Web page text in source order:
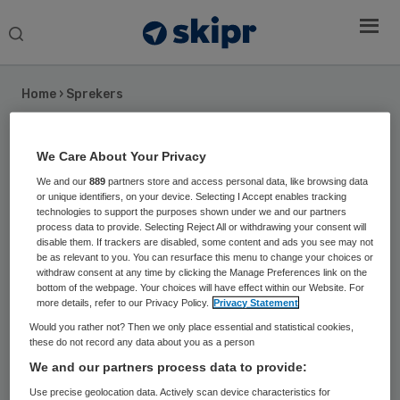
Search
Home › Sprekers
Ilse van Haren
Verpleegkundig specialist en
hogeschooldocent
Ilse van Haren is een ervaren professional in de
gezondheidszorg en heeft na het afronden van haar
Master Advanced Nursing Practice opleiding in 2003
altijd in meerdere rollen, banen en functies gewerkt.
Momenteel is zij werkzaam als Verpleegkundig
Tweesteden ziekenhuis in Utrecht en hogeschool
We Care About Your Privacy
We and our889 partners store and access personal data, like browsing data
or unique identifiers, on your device. Selecting I Accept enables tracking
technologies to support the purposes shown under we and our partners
process data to provide. Selecting Reject All or withdrawing your consent will
disable them. If trackers are disabled, some content and ads you see may not
be as relevant to you. You can resurface this menu to change your choices or
withdraw consent at any time by clicking the Manage Preferences link on the
bottom of the webpage. Your choices will have effect within our Website. For
more details, refer to our Privacy Policy.
Privacy Statement
Would you rather not? Then we only place essential and statistical cookies,
these do not record any data about you as a person
We and our partners process data to provide:
Use precise geolocation data. Actively scan device characteristics for